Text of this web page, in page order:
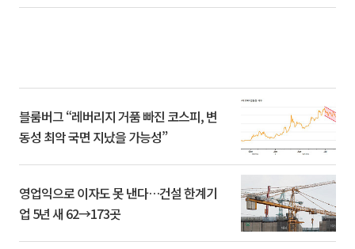
블룸버그 “레버리지 거품 빠진 코스피, 변
동성 최악 국면 지났을 가능성”
영업익으로 이자도 못 낸다…건설 한계기
업 5년 새 62→173곳